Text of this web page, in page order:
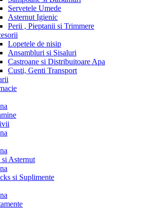
Servetele Umede
Asternut Igienic
Perii , Pieptanii si Trimmere
Lopetele de nisip
Ansambluri si Sisaluri
Castroane si Distribuitoare Apa
Custi, Genti Transport
si Asternut
si Suplimente